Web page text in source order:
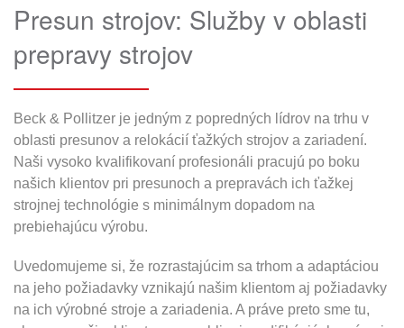
Presun strojov: Služby v oblasti
prepravy strojov
Beck & Pollitzer je jedným z popredných lídrov na trhu v
oblasti presunov a relokácií ťažkých strojov a zariadení.
Naši vysoko kvalifikovaní profesionáli pracujú po boku
našich klientov pri presunoch a prepravách ich ťažkej
strojnej technológie s minimálnym dopadom na
prebiehajúcu výrobu.
Uvedomujeme si, že rozrastajúcim sa trhom a adaptáciou
na jeho požiadavky vznikajú našim klientom aj požiadavky
na ich výrobné stroje a zariadenia. A práve preto sme tu,